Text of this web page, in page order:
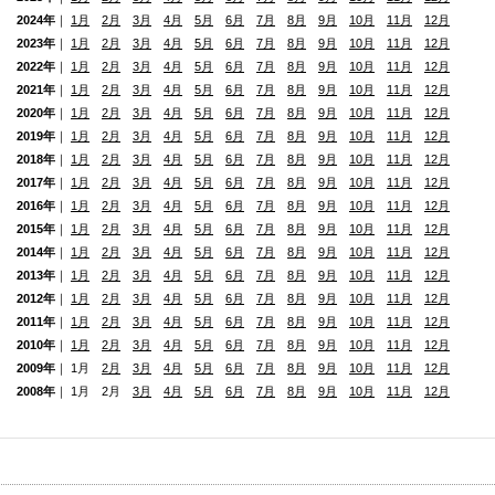
2024年 ｜ 1月 2月 3月 4月 5月 6月 7月 8月 9月 10月 11月
12月
2023年 ｜ 1月 2月 3月 4月 5月 6月 7月 8月 9月 10月 11月
12月
2022年 ｜ 1月 2月 3月 4月 5月 6月 7月 8月 9月 10月 11月
12月
2021年 ｜ 1月 2月 3月 4月 5月 6月 7月 8月 9月 10月 11月
12月
2020年 ｜ 1月 2月 3月 4月 5月 6月 7月 8月 9月 10月 11月
12月
2019年 ｜ 1月 2月 3月 4月 5月 6月 7月 8月 9月 10月 11月
12月
2018年 ｜ 1月 2月 3月 4月 5月 6月 7月 8月 9月 10月 11月
12月
2017年 ｜ 1月 2月 3月 4月 5月 6月 7月 8月 9月 10月 11月
12月
2016年 ｜ 1月 2月 3月 4月 5月 6月 7月 8月 9月 10月 11月
12月
2015年 ｜ 1月 2月 3月 4月 5月 6月 7月 8月 9月 10月 11月
12月
2014年 ｜ 1月 2月 3月 4月 5月 6月 7月 8月 9月 10月 11月
12月
2013年 ｜ 1月 2月 3月 4月 5月 6月 7月 8月 9月 10月 11月
12月
2012年 ｜ 1月 2月 3月 4月 5月 6月 7月 8月 9月 10月 11月
12月
2011年 ｜ 1月 2月 3月 4月 5月 6月 7月 8月 9月 10月 11月
12月
2010年 ｜ 1月 2月 3月 4月 5月 6月 7月 8月 9月 10月 11月
12月
2009年 ｜ 1月 2月 3月 4月 5月 6月 7月 8月 9月 10月 11月
12月
2008年 ｜ 1月 2月 3月 4月 5月 6月 7月 8月 9月 10月 11月 12月